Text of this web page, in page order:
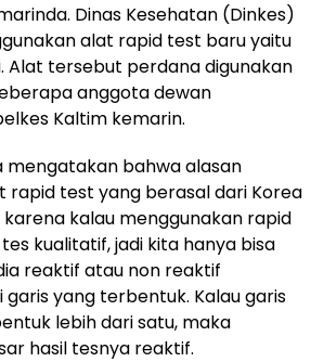
Dinas Kesehatan (Dinkes)
alat rapid test baru yaitu
Alat tersebut perdana digunakan
anggota dewan
Kaltim kemarin.
mengatakan bahwa alasan
rapid test yang berasal dari Korea
kalau menggunakan rapid
kualitatif, jadi kita hanya bisa
reaktif atau non reaktif
yang terbentuk. Kalau garis
lebih dari satu, maka
hasil tesnya reaktif.